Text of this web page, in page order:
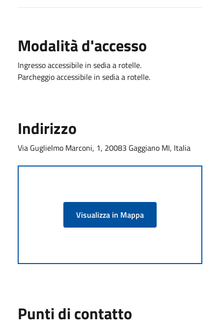
Modalità d'accesso
Ingresso accessibile in sedia a rotelle.
Parcheggio accessibile in sedia a rotelle.
Indirizzo
Via Guglielmo Marconi, 1, 20083 Gaggiano MI, Italia
Visualizza in Mappa
Punti di contatto